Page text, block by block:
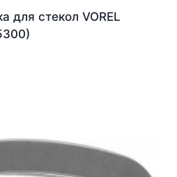
для стекол VOREL